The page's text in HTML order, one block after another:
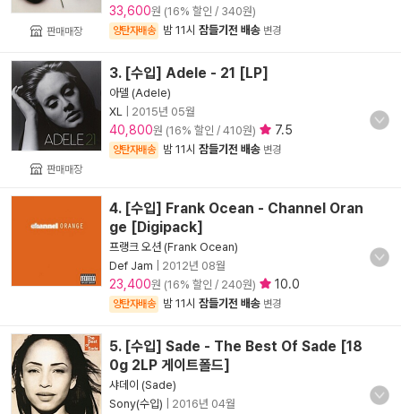
판매매장
33,600원 (16% 할인 / 340원)
양탄자배송 밤 11시 잠들기전 배송 변경
판매매장
3. [수입] Adele - 21 [LP]
아델 (Adele)
XL
2015년 05월
40,800원 (16% 할인 / 410원) 7.5
양탄자배송 밤 11시 잠들기전 배송 변경
4. [수입] Frank Ocean - Channel Oran
ge [Digipack]
프랭크 오션 (Frank Ocean)
Def Jam
2012년 08월
23,400원 (16% 할인 / 240원) 10.0
양탄자배송 밤 11시 잠들기전 배송 변경
5. [수입] Sade - The Best Of Sade [18
0g 2LP 게이트폴드]
샤데이 (Sade)
Sony(수입)
2016년 04월